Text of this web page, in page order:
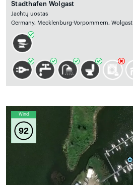
Stadthafen Wolgast
Jachtų uostas
Germany, Mecklenburg-Vorpommern, Wolgast
Wind
92